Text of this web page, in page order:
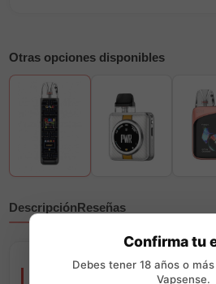
Otras opciones disponibles
DescripciónReseñas
Caliburn G4 Pod Kit Uwell
Confirma tu
Debes tener 18 años o
Vapsense.